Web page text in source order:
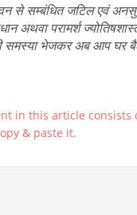
से सम्बंधित जटिल एवं
अथवा परामर्श
समस्या भेजकर अब आप घर
in this article consists
& paste it.